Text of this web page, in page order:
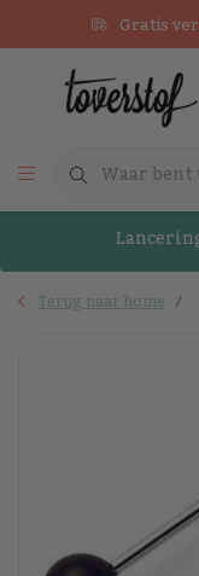
Gratis
Terug naar home